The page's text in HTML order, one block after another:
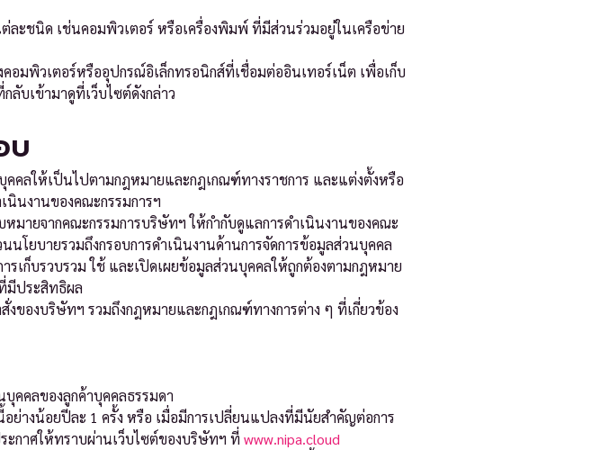
ชนิด เช่นคอมพิวเตอร์ หรือเครื่องพิมพ์ ที่มีส่วนร่วมอยู่ในเครือข่าย
อมพิวเตอร์หรืออุปกรณ์อิเล็กทรอนิกส์ที่เชื่อมต่ออินเทอร์เน็ต เพื่อเก็บ
ลับเข้ามาดูที่เว็บไซต์ดังกล่าว
บ
คลให้เป็นไปตามกฎหมายและกฎเกณฑ์ทางราชการ และแต่งตั้งหรือ
นงานของคณะกรรมการฯ
หมายจากคณะกรรมการบริษัทฯ ให้กำกับดูแลการดำเนินงานของคณะ
โยบายรวมถึงกรอบการดำเนินงานด้านการจัดการข้อมูลส่วนบุคคล
เก็บรวบรวม ใช้ และเปิดเผยข้อมูลส่วนบุคคลให้ถูกต้องตามกฎหมาย
มีประสิทธิผล
องบริษัทฯ รวมถึงกฎหมายและกฎเกณฑ์ทางการต่าง ๆ ที่เกี่ยวข้อง
คคลของลูกค้าบุคคลธรรมดา
างน้อยปีละ 1 ครั้ง หรือ เมื่อมีการเปลี่ยนแปลงที่มีนัยสำคัญต่อการ
กาศให้ทราบผ่านเว็บไซต์ของบริษัทฯ ที่ www.nipa.cloud